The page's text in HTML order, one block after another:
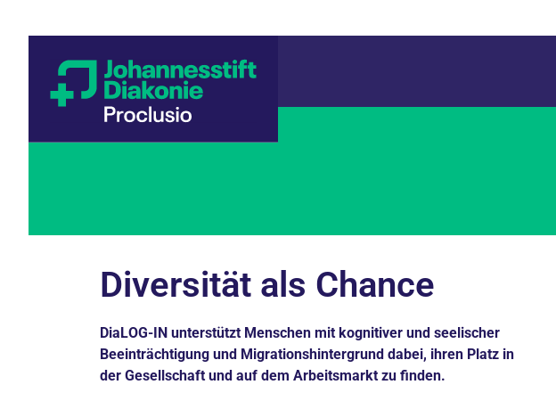
Diversität als Chance
DiaLOG-IN unterstützt Menschen mit kognitiver und seelischer
Beeinträchtigung und Migrationshintergrund dabei, ihren Platz in
der Gesellschaft und auf dem Arbeitsmarkt zu finden.